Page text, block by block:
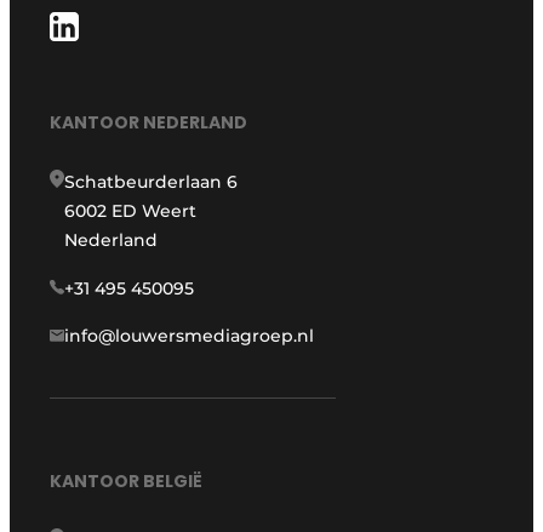
KANTOOR NEDERLAND
Schatbeurderlaan 6
6002 ED Weert
Nederland
+31 495 450095
info@louwersmediagroep.nl
KANTOOR BELGIË